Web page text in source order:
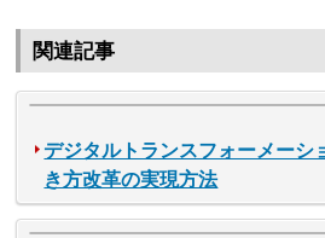
関連記事
デジタルトランスフォーメーシ
き方改革の実現方法